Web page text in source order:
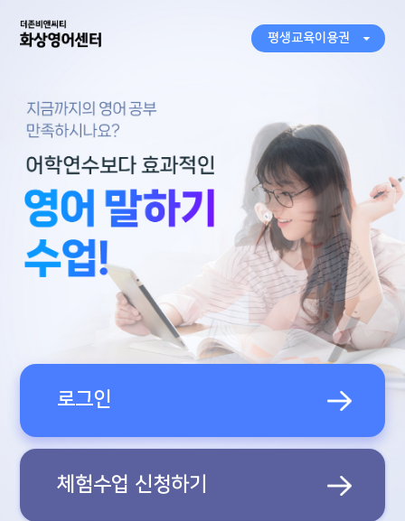
평생교육이용권
로그인
체험수업 신청하기